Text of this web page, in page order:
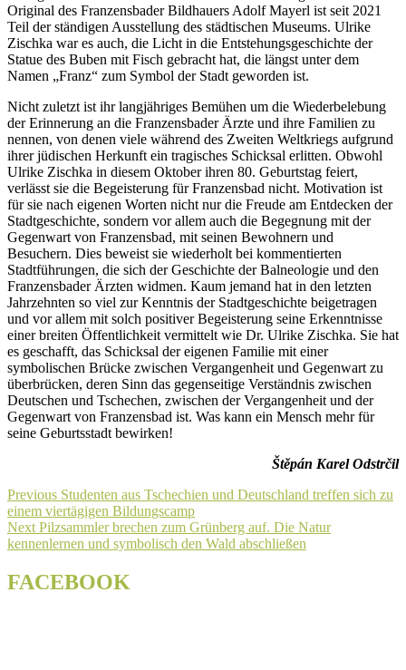
Original des Franzensbader Bildhauers Adolf Mayerl ist seit 2021
Teil der ständigen Ausstellung des städtischen Museums. Ulrike
Zischka war es auch, die Licht in die Entstehungsgeschichte der
Statue des Buben mit Fisch gebracht hat, die längst unter dem
Namen „Franz“ zum Symbol der Stadt geworden ist.
Nicht zuletzt ist ihr langjähriges Bemühen um die Wiederbelebung
der Erinnerung an die Franzensbader Ärzte und ihre Familien zu
nennen, von denen viele während des Zweiten Weltkriegs aufgrund
ihrer jüdischen Herkunft ein tragisches Schicksal erlitten. Obwohl
Ulrike Zischka in diesem Oktober ihren 80. Geburtstag feiert,
verlässt sie die Begeisterung für Franzensbad nicht. Motivation ist
für sie nach eigenen Worten nicht nur die Freude am Entdecken der
Stadtgeschichte, sondern vor allem auch die Begegnung mit der
Gegenwart von Franzensbad, mit seinen Bewohnern und
Besuchern. Dies beweist sie wiederholt bei kommentierten
Stadtführungen, die sich der Geschichte der Balneologie und den
Franzensbader Ärzten widmen. Kaum jemand hat in den letzten
Jahrzehnten so viel zur Kenntnis der Stadtgeschichte beigetragen
und vor allem mit solch positiver Begeisterung seine Erkenntnisse
einer breiten Öffentlichkeit vermittelt wie Dr. Ulrike Zischka. Sie hat
es geschafft, das Schicksal der eigenen Familie mit einer
symbolischen Brücke zwischen Vergangenheit und Gegenwart zu
überbrücken, deren Sinn das gegenseitige Verständnis zwischen
Deutschen und Tschechen, zwischen der Vergangenheit und der
Gegenwart von Franzensbad ist. Was kann ein Mensch mehr für
seine Geburtsstadt bewirken!
Štěpán Karel Odstrčil
Beitragsnavigation
Previous Previous
post:
Studenten aus Tschechien und Deutschland treffen sich zu
einem viertägigen Bildungscamp
Next Next
post:
Pilzsammler brechen zum Grünberg auf. Die Natur
kennenlernen und symbolisch den Wald abschließen
FACEBOOK